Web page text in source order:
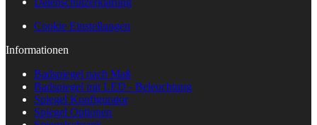
Cookie Einstellungen
Informationen
Badspiegel nach Maß
Badspiegel mit LED - Beleuchtung
Spiegel Konfigurator
Spiegel Optionen